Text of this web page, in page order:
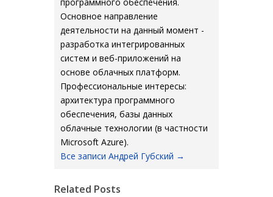
Основное направление
деятельности на данный момент -
разработка интегрированных
систем и веб-приложений на
основе облачных платформ.
Профессиональные интересы:
архитектура программного
обеспечения, базы данных
облачные технологии (в частности
Microsoft Azure).
Все записи Андрей Губский →
Related Posts